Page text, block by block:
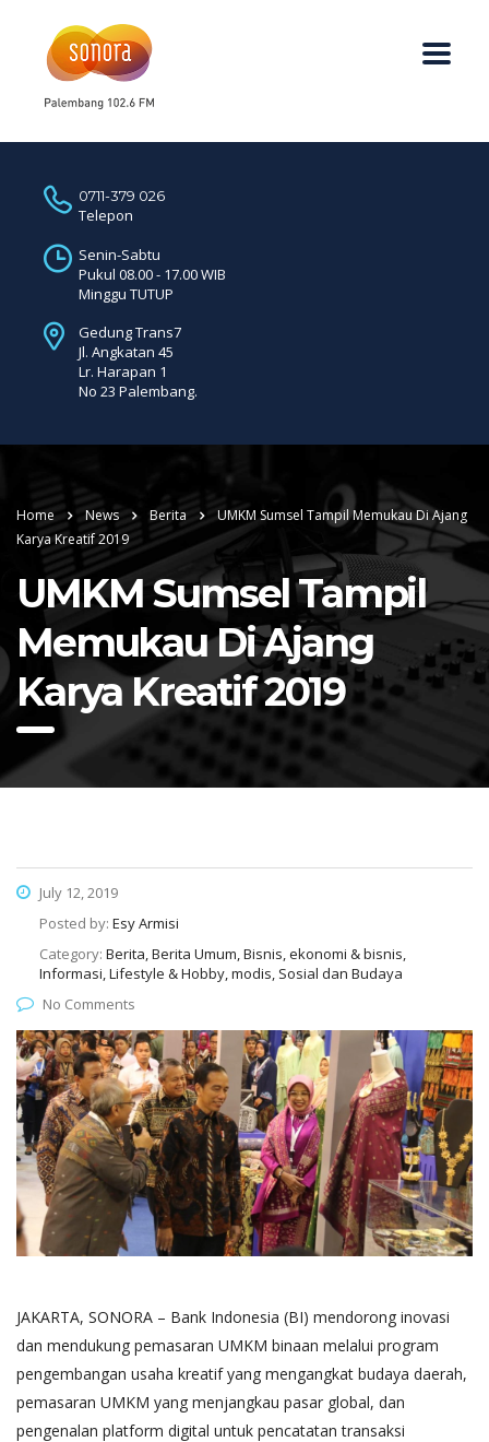
0711-379 026
Telepon
Senin-Sabtu
Pukul 08.00 - 17.00 WIB
Minggu TUTUP
Gedung Trans7
Jl. Angkatan 45
Lr. Harapan 1
No 23 Palembang.
Home News Berita
UMKM Sumsel Tampil Memukau Di Ajang
Karya Kreatif 2019
UMKM Sumsel Tampil
Memukau Di Ajang
Karya Kreatif 2019
July 12, 2019
Posted by: Esy Armisi
Category: Berita, Berita Umum, Bisnis, ekonomi & bisnis,
Informasi, Lifestyle & Hobby, modis, Sosial dan Budaya
No Comments
JAKARTA, SONORA – Bank Indonesia (BI) mendorong inovasi
dan mendukung pemasaran UMKM binaan melalui program
pengembangan usaha kreatif yang mengangkat budaya daerah,
pemasaran UMKM yang menjangkau pasar global, dan
pengenalan platform digital untuk pencatatan transaksi